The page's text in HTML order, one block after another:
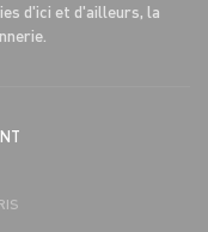
d'ici et d'ailleurs, la